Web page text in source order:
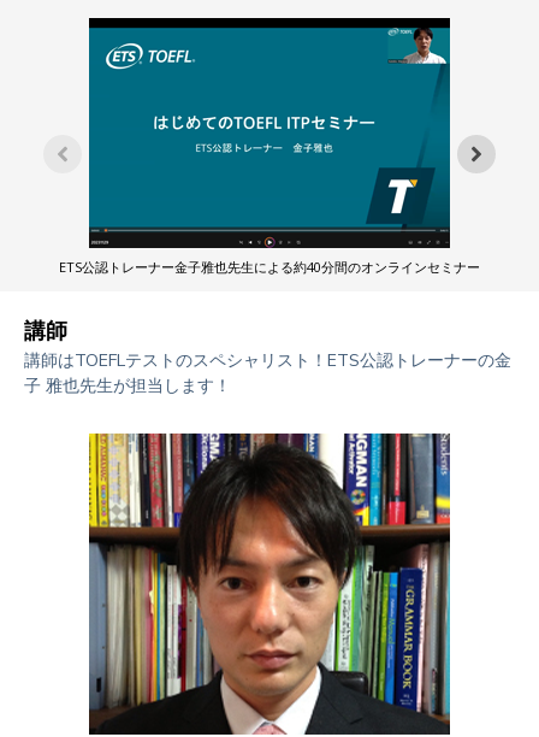
ETS公認トレーナー金子雅也先生による約40分間のオンラインセミナー
講師
講師はTOEFLテストのスペシャリスト！ETS公認トレーナーの金
子 雅也先生が担当します！